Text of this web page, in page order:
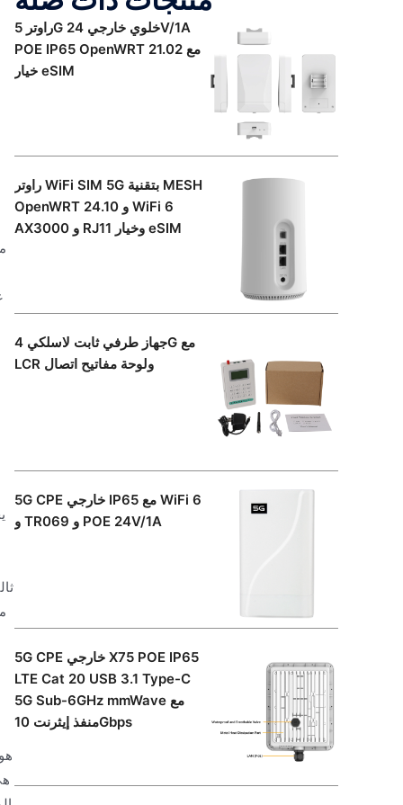
راوتر 5G خلوي خارجي 24V/1A
POE IP65 OpenWRT 21.02 مع
خيار eSIM
راوتر WiFi SIM 5G بتقنية MESH
OpenWRT 24.10 و WiFi 6
AX3000 و RJ11 وخيار eSIM
جهاز طرفي ثابت لاسلكي 4G مع
LCR ولوحة مفاتيح اتصال
5G CPE خارجي IP65 مع WiFi 6
و TR069 و POE 24V/1A
5G CPE خارجي X75 POE IP65
LTE Cat 20 USB 3.1 Type-C
5G Sub-6GHz mmWave مع
منفذ إيثرنت 10Gbps